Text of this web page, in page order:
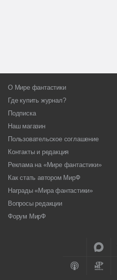
О Мире фантастики
Где купить журнал?
Подписка
Наш магазин
Пользовательское соглашение
Контакты и редакция
Реклама на «Мире фантастики»
Как стать автором МирФ
Награды «Мира фантастики»
Вопросы редакции
Форум МирФ